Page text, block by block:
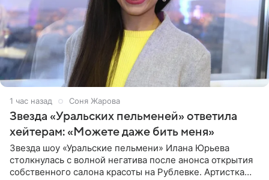
1 час назад Соня Жарова
Звезда «Уральских пельменей» ответила
хейтерам: «Можете даже бить меня»
Звезда шоу «Уральские пельмени» Илана Юрьева
столкнулась с волной негатива после анонса открытия
собственного салона красоты на Рублевке. Артистка